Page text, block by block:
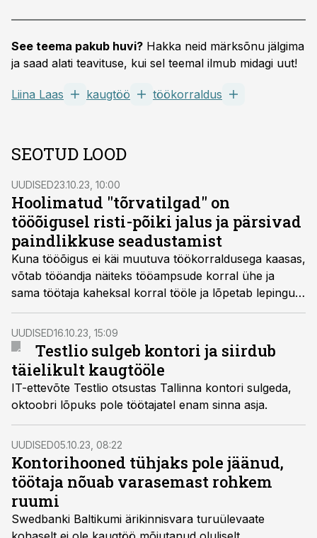
See teema pakub huvi? Hakka neid märksõnu jälgima
ja saad alati teavituse, kui sel teemal ilmub midagi uut!
Liina Laas kaugtöö töökorraldus
SEOTUD LOOD
UUDISED23.10.23, 10:00
Hoolimatud "tõrvatilgad" on
tööõigusel risti-põiki jalus ja pärsivad
paindlikkuse seadustamist
Kuna tööõigus ei käi muutuva töökorraldusega kaasas,
võtab tööandja näiteks tööampsude korral ühe ja
sama töötaja kaheksal korral tööle ja lõpetab lepingu.
Sajad tarbetud liigutused kuus tähendavad ettevõtjaile
lisakulu ja kaotatud konkurentsivõimet.
UUDISED16.10.23, 15:09
Testlio sulgeb kontori ja siirdub
täielikult kaugtööle
IT-ettevõte Testlio otsustas Tallinna kontori sulgeda,
oktoobri lõpuks pole töötajatel enam sinna asja.
UUDISED05.10.23, 08:22
Kontorihooned tühjaks pole jäänud,
töötaja nõuab varasemast rohkem
ruumi
Swedbanki Baltikumi ärikinnisvara turuülevaate